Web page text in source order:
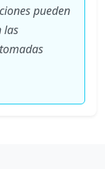
pueden
las